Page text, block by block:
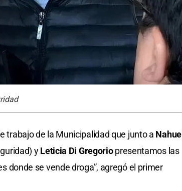
trabajo de la Municipalidad que junto a Nahuel
yLeticia Di Gregoriopresentamos las
donde se vende droga”, agregó el primer